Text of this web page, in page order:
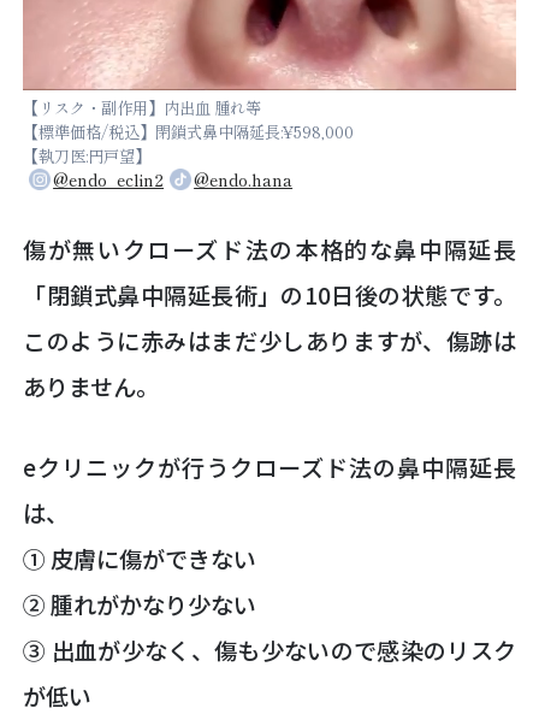
【リスク・副作用】内出血 腫れ等
【標準価格/税込】閉鎖式鼻中隔延長:¥598,000
【執刀医:円戸望】
@endo_eclin2
@endo.hana
傷が無いクローズド法の本格的な鼻中隔延長
「閉鎖式鼻中隔延長術」の10日後の状態です。
このように赤みはまだ少しありますが、傷跡は
ありません。
eクリニックが行うクローズド法の鼻中隔延長
は、
① 皮膚に傷ができない
② 腫れがかなり少ない
③ 出血が少なく、傷も少ないので感染のリスク
が低い